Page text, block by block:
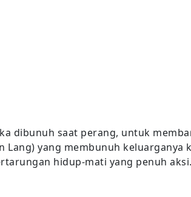
dibunuh saat perang, untuk
Lang) yang membunuh keluarganya
hidup-mati yang penuh aksi.